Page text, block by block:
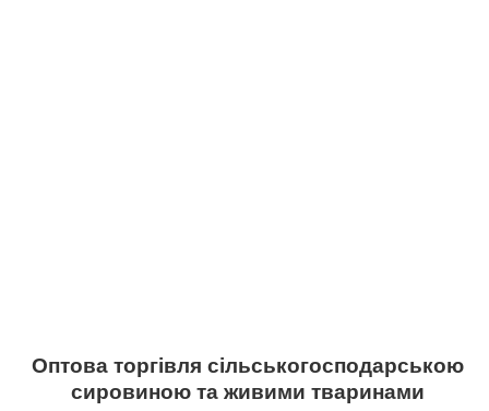
Оптова торгівля сільськогосподарською
сировиною та живими тваринами